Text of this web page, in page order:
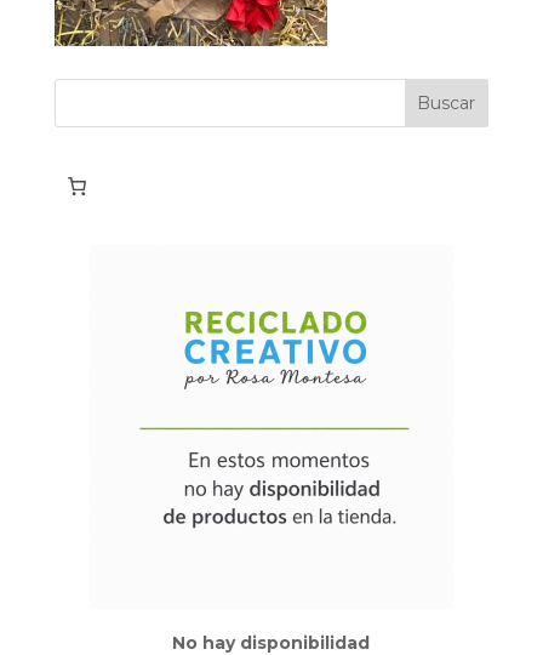
No hay disponibilidad